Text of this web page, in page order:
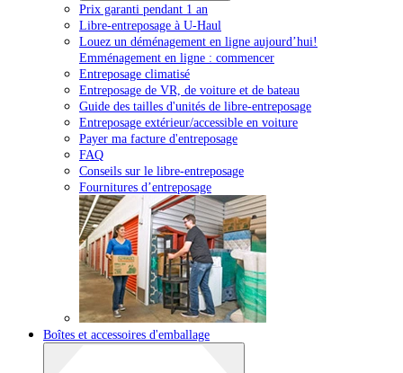
Prix garanti pendant 1 an
Libre-entreposage à U-Haul
Louez un déménagement en ligne aujourd’hui!
Emménagement en ligne : commencer
Entreposage climatisé
Entreposage de VR, de voiture et de bateau
Guide des tailles d'unités de libre-entreposage
Entreposage extérieur/accessible en voiture
Payer ma facture d'entreposage
FAQ
Conseils sur le libre-entreposage
Fournitures d’entreposage
Boîtes et accessoires d'emballage